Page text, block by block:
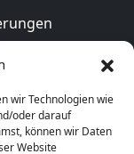
wir Technologien wie
oder darauf
können wir Daten
Website
Bitte